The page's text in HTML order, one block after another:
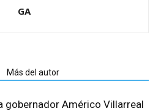
GA
Más del autor
gobernador Américo Villarreal